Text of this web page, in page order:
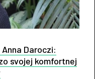
Daroczi:
svojej komfortnej